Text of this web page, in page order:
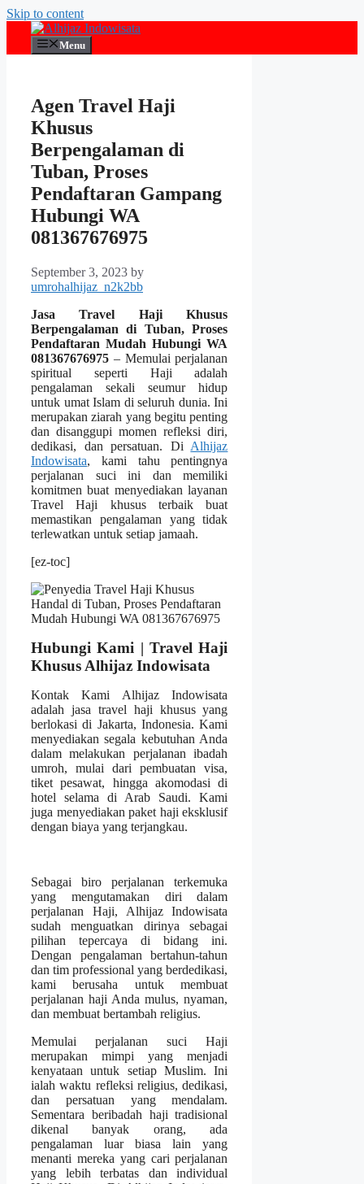
Skip to content
Menu
Agen Travel Haji
Khusus
Berpengalaman di
Tuban, Proses
Pendaftaran Gampang
Hubungi WA
081367676975
September 3, 2023 by
umrohalhijaz_n2k2bb
Jasa Travel Haji Khusus
Berpengalaman di Tuban, Proses
Pendaftaran Mudah Hubungi WA
081367676975 – Memulai perjalanan
spiritual seperti Haji adalah
pengalaman sekali seumur hidup
untuk umat Islam di seluruh dunia. Ini
merupakan ziarah yang begitu penting
dan disanggupi momen refleksi diri,
dedikasi, dan persatuan. Di Alhijaz
Indowisata, kami tahu pentingnya
perjalanan suci ini dan memiliki
komitmen buat menyediakan layanan
Travel Haji khusus terbaik buat
memastikan pengalaman yang tidak
terlewatkan untuk setiap jamaah.
[ez-toc]
Hubungi Kami | Travel Haji
Khusus Alhijaz Indowisata
Kontak Kami Alhijaz Indowisata
adalah jasa travel haji khusus yang
berlokasi di Jakarta, Indonesia. Kami
menyediakan segala kebutuhan Anda
dalam melakukan perjalanan ibadah
umroh, mulai dari pembuatan visa,
tiket pesawat, hingga akomodasi di
hotel selama di Arab Saudi. Kami
juga menyediakan paket haji eksklusif
dengan biaya yang terjangkau.
Sebagai biro perjalanan terkemuka
yang mengutamakan diri dalam
perjalanan Haji, Alhijaz Indowisata
sudah menguatkan dirinya sebagai
pilihan tepercaya di bidang ini.
Dengan pengalaman bertahun-tahun
dan tim professional yang berdedikasi,
kami berusaha untuk membuat
perjalanan haji Anda mulus, nyaman,
dan membuat bertambah religius.
Memulai perjalanan suci Haji
merupakan mimpi yang menjadi
kenyataan untuk setiap Muslim. Ini
ialah waktu refleksi religius, dedikasi,
dan persatuan yang mendalam.
Sementara beribadah haji tradisional
dikenal banyak orang, ada
pengalaman luar biasa lain yang
menanti mereka yang cari perjalanan
yang lebih terbatas dan individual